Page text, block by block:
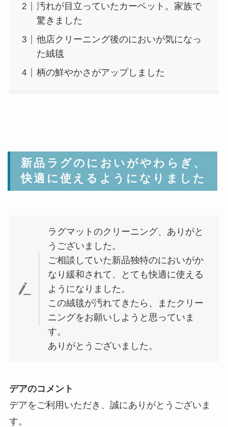
汚れが目立っていたカーペット。家族で
驚きました
他店クリーニング後のにおいが気になっ
た絨毯
柄の鮮やかさがアップしました
新品ラグのにおいがやわらぎ、
快適に使えるようになりました
ラグマットのクリーニング、ありがと
うございました。
ご相談していた新品独特のにおいがか
なり緩和されて、とても快適に使える
ようになりました。
この絨毯が汚れてきたら、またクリー
ニングをお願いしようと思っていま
す。
ありがとうございました。
デアのコメント
デアをご利用いただき、誠にありがとうございま
す。